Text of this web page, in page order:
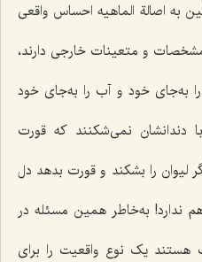
به اصالة الماهیه احساس واقعی
و متعینات خارجی دارند،
به‌جای خود و آب را به‌جای خود
دندانشان نمی‌شکنند که قورت
را بشکند و قورت بدهد دل
ندارد! به‌خاطر همین مسئله در
هستند یک نوع واقعیت را برای